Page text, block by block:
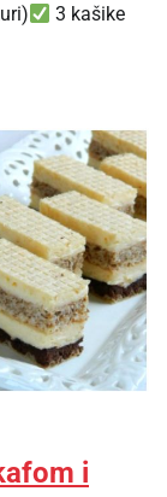
3 kašike
i